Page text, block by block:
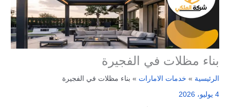
بناء مظلات في الفجيرة
الرئيسية خدمات الامارات بناء مظلات في الفجيرة
4 يوليو، 2026